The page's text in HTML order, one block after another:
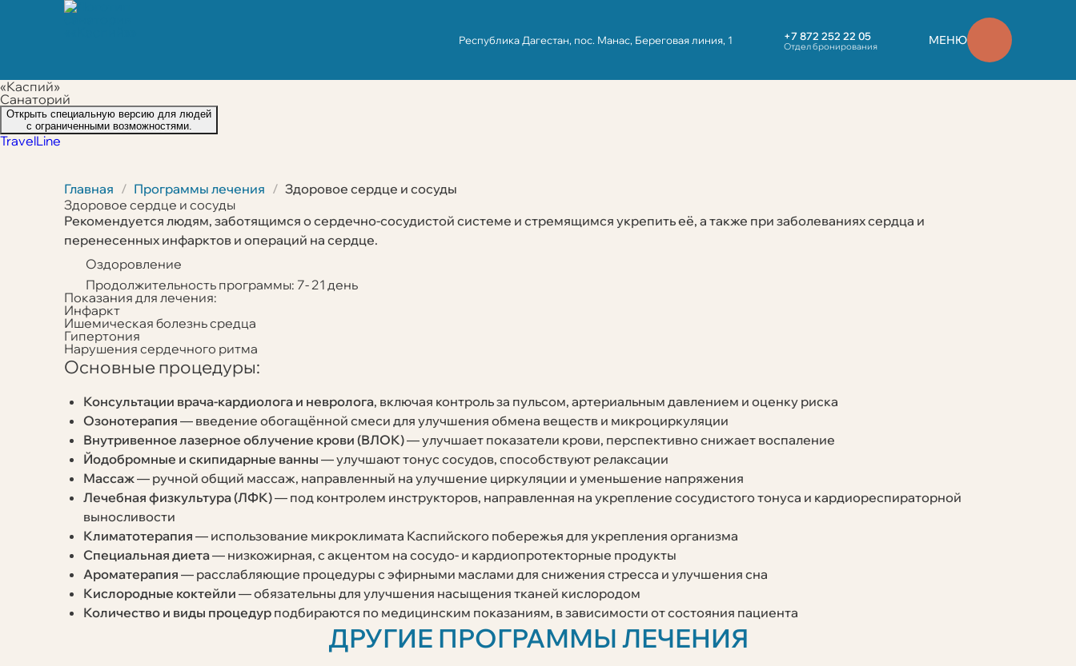
«Каспий»
Санаторий
Республика Дагестан, пос. Манас, Береговая линия, 1 +7 872 252 22 05
Отдел бронирования МЕНЮ
Открыть специальную версию для людей
с ограниченными возможностями.
TravelLine
Главная Программы лечения
Здоровое сердце и сосуды
Здоровое сердце и сосуды
Рекомендуется людям, заботящимся о сердечно‑сосудистой системе и стремящимся укрепить её, а также при заболеваниях сердца и
перенесенных инфарктов и операций на сердце.
Тип программы:
Оздоровление
Продолжительность программы: 7- 21 день
Показания для лечения:
Инфаркт
Ишемическая болезнь средца
Гипертония
Нарушения сердечного ритма
Основные процедуры:
Консультации врача‑кардиолога и невролога, включая контроль за пульсом, артериальным давлением и оценку риска
Озонотерапия — введение обогащённой смеси для улучшения обмена веществ и микроциркуляции
Внутривенное лазерное облучение крови (ВЛОК)— улучшает показатели крови, перспективно снижает воспаление
Йодобромные и скипидарные ванны — улучшают тонус сосудов, способствуют релаксации
Массаж— ручной общий массаж, направленный на улучшение циркуляции и уменьшение напряжения
Лечебная физкультура (ЛФК)— под контролем инструкторов, направленная на укрепление сосудистого тонуса и кардиореспираторной
выносливости
Климатотерапия — использование микроклимата Каспийского побережья для укрепления организма
Специальная диета— низкожирная, с акцентом на сосудо‑ и кардиопротекторные продукты
Ароматерапия — расслабляющие процедуры с эфирными маслами для снижения стресса и улучшения сна
Кислородные коктейли — обязательны для улучшения насыщения тканей кислородом
Количество и виды процедур подбираются по медицинским показаниям, в зависимости от состояния пациента
ДРУГИЕ ПРОГРАММЫ ЛЕЧЕНИЯ